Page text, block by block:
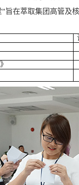
旨在萃取集团高管及